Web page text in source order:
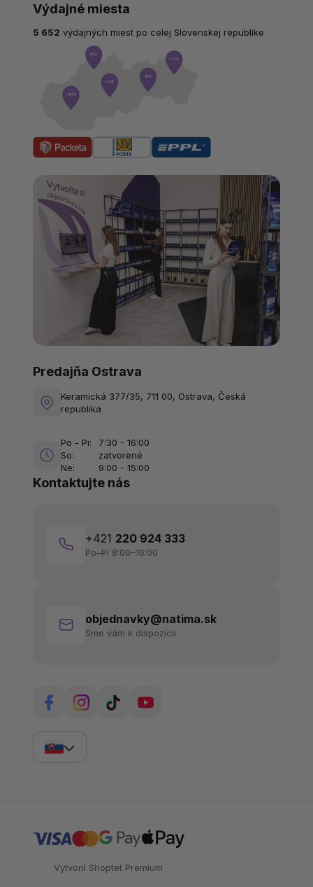
Kontaktujte nás
+421 220 924 333
Po–Pi 8:00–16:00
objednavky@natima.sk
Sme vám k dispozícii
Predajňa Ostrava
Keramická 377/35, 711 00, Ostrava, Česká
republika
Po - Pi:
7:30 - 16:00
So:
zatvorené
Ne:
9:00 - 15:00
Výdajné miesta
5 652 výdajných miest po celej Slovenskej republike
Vytvoril Shoptet Premium